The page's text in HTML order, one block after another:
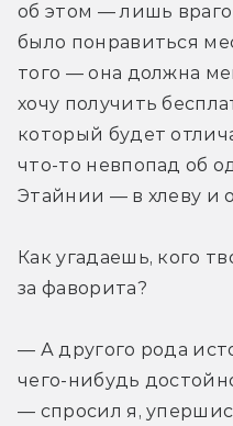
об этом — лишь
было понравиться
того — она должна
хочу получить
который будет
что-то невпопад об
Этайнии — в хлеву и
Как угадаешь, кого
за фаворита?
— А другого рода
чего-нибудь
— спросил я,